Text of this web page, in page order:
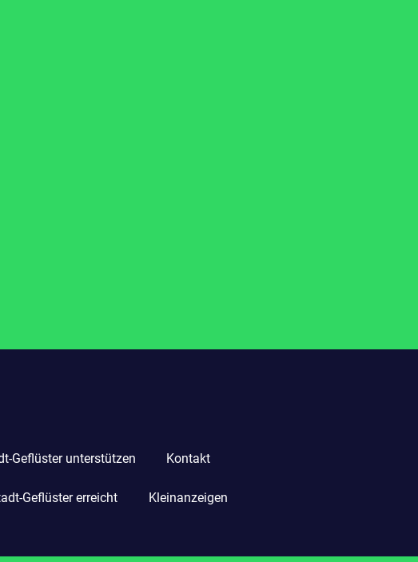
Geflüster unterstützen Kontakt
Geflüster erreicht Kleinanzeigen